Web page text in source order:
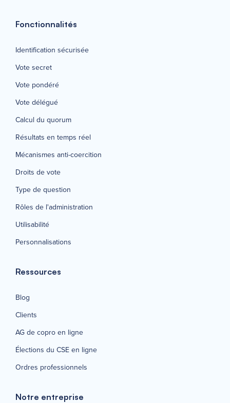
Fonctionnalités
Identification sécurisée
Vote secret
Vote pondéré
Vote délégué
Calcul du quorum
Résultats en temps réel
Mécanismes anti-coercition
Droits de vote
Type de question
Rôles de l'administration
Utilisabilité
Personnalisations
Ressources
Blog
Clients
AG de copro en ligne
Élections du CSE en ligne
Ordres professionnels
Notre entreprise